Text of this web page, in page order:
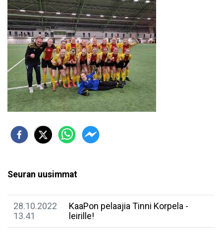
Seuran uusimmat
28.10.2022
13.41
KaaPon pelaajia Tinni Korpela -
leirille!